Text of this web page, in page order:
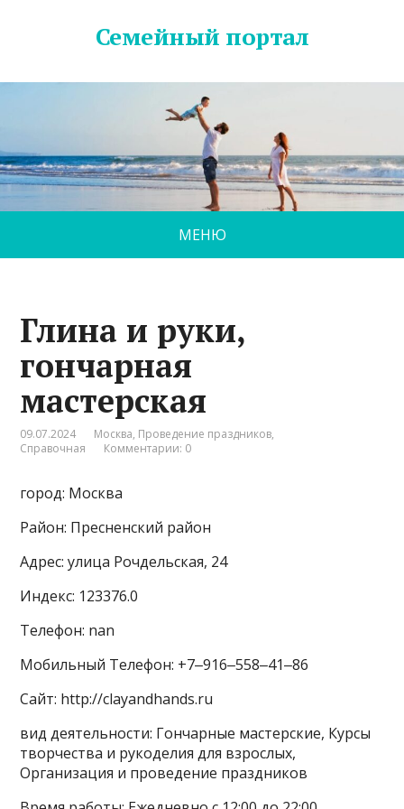
Семейный портал
МЕНЮ
Глина и руки,
гончарная
мастерская
09.07.2024 Москва, Проведение праздников,
Справочная
Комментарии: 0
город: Москва
Район: Пресненский район
Адрес: улица Рочдельская, 24
Индекс: 123376.0
Телефон: nan
Мобильный Телефон: +7‒916‒558‒41‒86
Сайт: http://clayandhands.ru
вид деятельности: Гончарные мастерские, Курсы
творчества и рукоделия для взрослых,
Организация и проведение праздников